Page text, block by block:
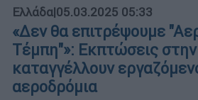
Ελλάδα|05.03.2025 05:33
«Δεν θα επιτρέψουμε
Τέμπη"»: Εκπτώσεις
καταγγέλλουν
αεροδρόμια